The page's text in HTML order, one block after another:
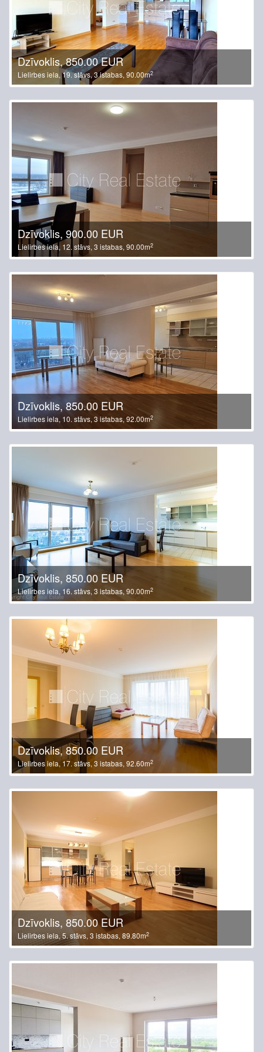
Dzīvoklis, 850.00 EUR
Lielirbes iela, 19. stāvs, 3 istabas, 90.00m2
Dzīvoklis, 900.00 EUR
Lielirbes iela, 12. stāvs, 3 istabas, 90.00m2
Dzīvoklis, 850.00 EUR
Lielirbes iela, 10. stāvs, 3 istabas, 92.00m2
Dzīvoklis, 850.00 EUR
Lielirbes iela, 16. stāvs, 3 istabas, 90.00m2
Dzīvoklis, 850.00 EUR
Lielirbes iela, 17. stāvs, 3 istabas, 92.60m2
Dzīvoklis, 850.00 EUR
Lielirbes iela, 5. stāvs, 3 istabas, 89.80m2